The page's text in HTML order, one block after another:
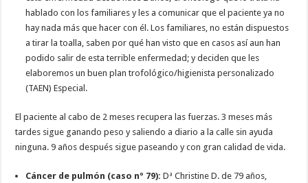
hablado con los familiares y les a comunicar que el paciente ya no
hay nada más que hacer con él. Los familiares, no están dispuestos
a tirar la toalla, saben por qué han visto que en casos así aun han
podido salir de esta terrible enfermedad; y deciden que les
elaboremos un buen plan trofológico/higienista personalizado
(TAEN) Especial.
El paciente al cabo de 2 meses recupera las fuerzas. 3 meses más
tardes sigue ganando peso y saliendo a diario a la calle sin ayuda
ninguna. 9 años después sigue paseando y con gran calidad de vida.
Cáncer de pulmón (caso nº 79):Dª Christine D. de 79 años,